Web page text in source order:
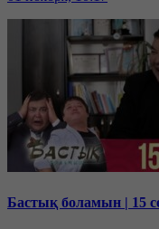
Бастық боламын | 15